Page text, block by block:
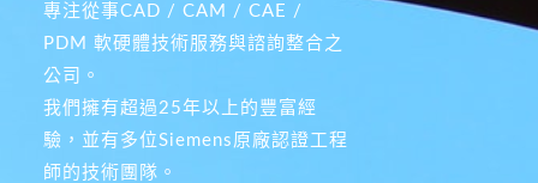
專注從事CAD / CAM / CAE /
PDM 軟硬體技術服務與諮詢整合之
公司。
我們擁有超過25年以上的豐富經
驗，並有多位Siemens原廠認證工程
師的技術團隊。